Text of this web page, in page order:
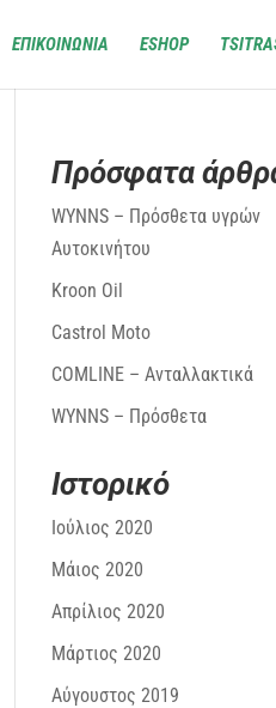
ΕΠΙΚΟΙΝΩΝΙΑ ESHOP
Πρόσφατα
WYNNS – Πρόσθετα υγρών
Αυτοκινήτου
Kroon Oil
Castrol Moto
COMLINE – Ανταλλακτικά
WYNNS – Πρόσθετα
Ιστορικό
Ιούλιος 2020
Μάιος 2020
Απρίλιος 2020
Μάρτιος 2020
Αύγουστος 2019